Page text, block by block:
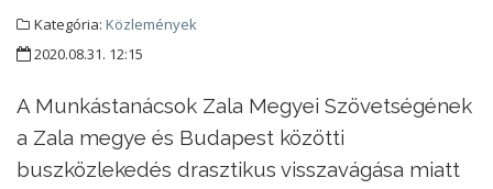
Kategória: Közlemények
2020.08.31. 12:15
A Munkástanácsok Zala Megyei Szövetségének
a Zala megye és Budapest közötti
buszközlekedés drasztikus visszavágása miatt